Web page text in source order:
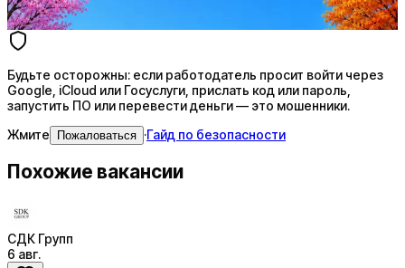
Будьте осторожны: если работодатель просит войти через
Google, iCloud или Госуслуги, прислать код или пароль,
запустить ПО или перевести деньги — это мошенники.
Жмите
Пожаловаться ·Гайд по безопасности
Похожие вакансии
СДК Групп
6 авг.